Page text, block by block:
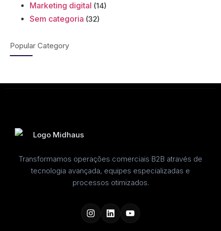
Marketing digital (14)
Sem categoria (32)
Popular Category
Transformamos operações comerciais B2B através de
tecnologia avançada, equipes especializadas e
processos otimizados.